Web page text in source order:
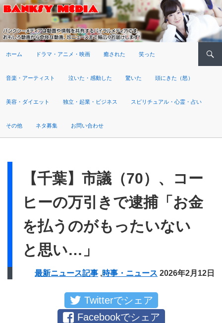
ホーム ドラマ・アニメ・映画 癒された 笑った
音楽・アーティスト 泣いた・感動した 驚いた 頭にきた（怒）
美容・ダイエット 独立・起業・ビジネス スピリチュアル・心霊・占い
その他 ネタ募集 お問い合わせ
【千葉】市議（70）、コー
ヒーの万引きで逮捕「お金
を払うのがもったいない
と思い…」
最新ニュース記事 ,時事・ニュース 2026年2月12日
Twitterでシェア
Facebookでシェア